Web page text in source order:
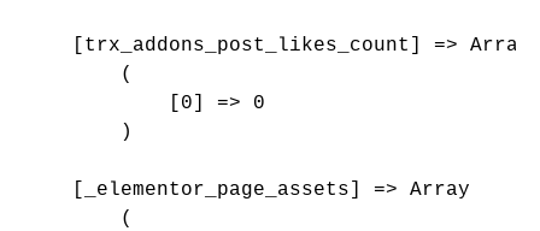
    [trx_addons_post_likes_count] => Array
        (
            [0] => 0
        )
    [_elementor_page_assets] => Array
        (